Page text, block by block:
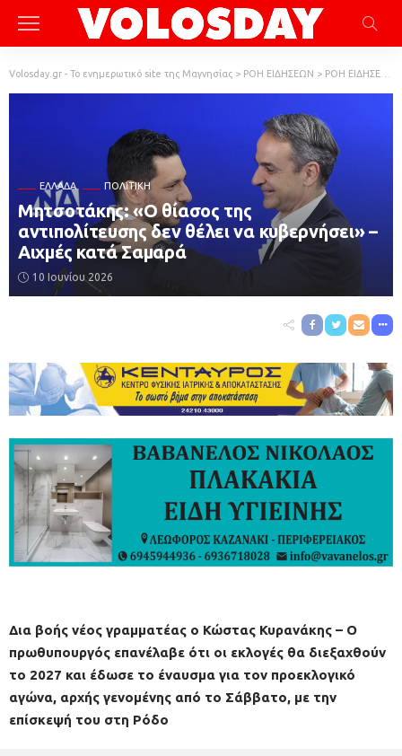
Volosday.gr - Το ενημερωτικό site της Μαγνησίας > ΡΟΗ ΕΙΔΗΣΕΩΝ > ΡΟΗ ΕΙΔΗΣΕΩΝ
ΕΛΛΆΔΑ ΠΟΛΙΤΙΚΗ
Μητσοτάκης: «Ο θίασος της
αντιπολίτευσης δεν θέλει να κυβερνήσει» –
Αιχμές κατά Σαμαρά
10 Ιουνίου 2026
Δια βοής νέος γραμματέας ο Κώστας Κυρανάκης – Ο
πρωθυπουργός επανέλαβε ότι οι εκλογές θα διεξαχθούν
το 2027 και έδωσε το έναυσμα για τον προεκλογικό
αγώνα, αρχής γενομένης από το Σάββατο, με την
επίσκεψή του στη Ρόδο